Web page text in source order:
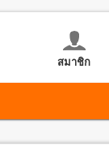
สมาชิก